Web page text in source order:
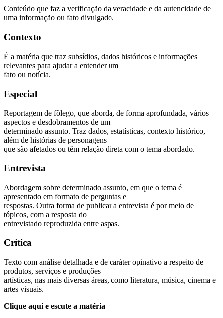
Conteúdo que faz a verificação da veracidade e da autencidade de
uma informação ou fato divulgado.
Contexto
É a matéria que traz subsídios, dados históricos e informações
relevantes para ajudar a entender um
fato ou notícia.
Especial
Reportagem de fôlego, que aborda, de forma aprofundada, vários
aspectos e desdobramentos de um
determinado assunto. Traz dados, estatísticas, contexto histórico,
além de histórias de personagens
que são afetados ou têm relação direta com o tema abordado.
Entrevista
Abordagem sobre determinado assunto, em que o tema é
apresentado em formato de perguntas e
respostas. Outra forma de publicar a entrevista é por meio de
tópicos, com a resposta do
entrevistado reproduzida entre aspas.
Crítica
Texto com análise detalhada e de caráter opinativo a respeito de
produtos, serviços e produções
artísticas, nas mais diversas áreas, como literatura, música, cinema e
artes visuais.
Clique aqui e escute a matéria